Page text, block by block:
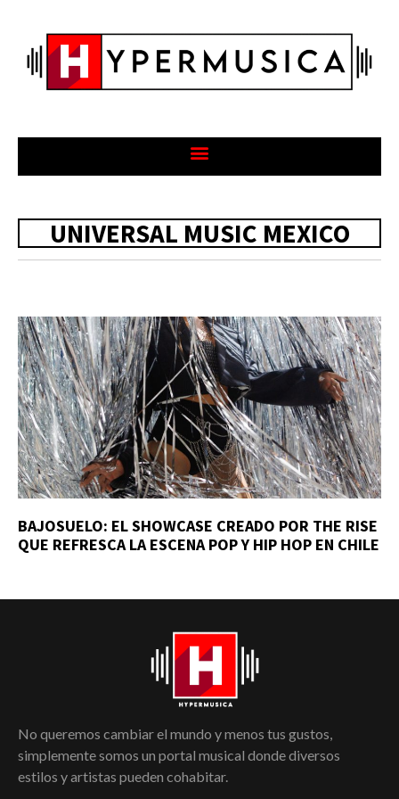
UNIVERSAL MUSIC MEXICO
BAJOSUELO: EL SHOWCASE CREADO POR THE RISE
QUE REFRESCA LA ESCENA POP Y HIP HOP EN CHILE
No queremos cambiar el mundo y menos tus gustos,
simplemente somos un portal musical donde diversos
estilos y artistas pueden cohabitar.